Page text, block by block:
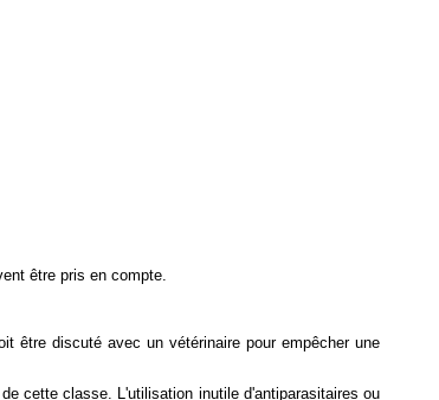
être pris en compte.
être discuté avec un vétérinaire pour empêcher une
cette classe. L'utilisation inutile d'antiparasitaires ou